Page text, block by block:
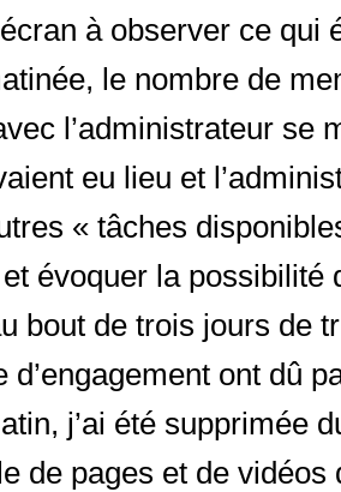
à observer ce qui
le nombre de
l’administrateur se
eu lieu et
« tâches
évoquer la possibilité
bout de trois jours de
d’engagement ont dû
j’ai été supprimée
de pages et de